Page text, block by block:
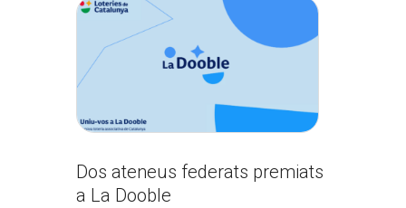
Dos ateneus federats premiats
a La Dooble